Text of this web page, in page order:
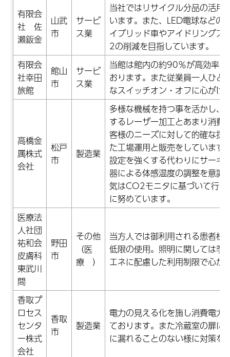
有限会
社 佐
瀬鈑金
山武
市
サービ
ス業
当社ではリサイクル分品の活用
います。また、LED電球などの
イブリッド車やアイドリング
2の削減を目指しています。
有限会
社幸田
旅館
館山
市
サービ
ス業
当館は館内の約90％が高効率
おります。また従業員一人ひと
なスイッチオン・オフに心がけ
高橋金
属株式
会社
松戸
市
製造業
多様な機械を持つ事を活かし、
するレーザー加工とあまり消費
客様のニーズに対して的確な提
た工場運用と販売をしています
設定を強くする代わりにサーキ
器による体感温度の調整を意識
気はCO2モニタに基づいて行
に努めています。
医療法
人社団
祐和会
皮膚科
東武川
間
野田
市
その他
（医
療 ）
当方人では御利用される患者様
低限の使用。照明に関しては季
エネに配慮した利用制限で心が
香取プ
ロセス
センタ
ー株式
会社
香取
市
製造業
電力の見える化を施し消費電力
ております。また冷蔵室の扉に
に漏れることのない様に対策を